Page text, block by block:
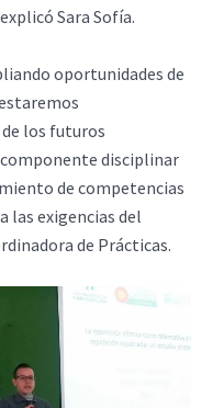
Sara Sofía.
oportunidades de
los futuros
disciplinar
de competencias
las exigencias del
de Prácticas.